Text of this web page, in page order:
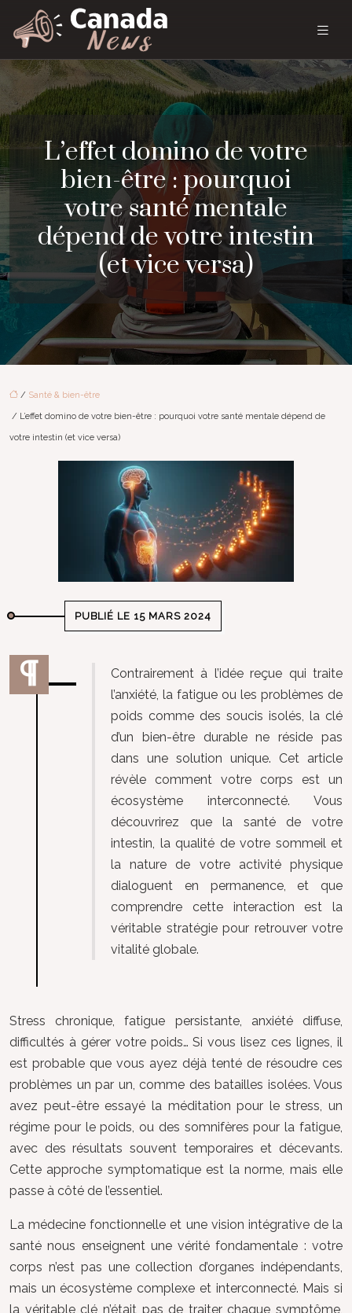
L’effet domino de votre
bien-être : pourquoi
votre santé mentale
dépend de votre intestin
(et vice versa)
/ Santé & bien-être
/ L’effet domino de votre bien-être : pourquoi votre santé mentale dépend de
votre intestin (et vice versa)
PUBLIÉ LE 15 MARS 2024
Contrairement à l’idée reçue qui traite
l’anxiété, la fatigue ou les problèmes de
poids comme des soucis isolés, la clé
d’un bien-être durable ne réside pas
dans une solution unique. Cet article
révèle comment votre corps est un
écosystème interconnecté. Vous
découvrirez que la santé de votre
intestin, la qualité de votre sommeil et
la nature de votre activité physique
dialoguent en permanence, et que
comprendre cette interaction est la
véritable stratégie pour retrouver votre
vitalité globale.
Stress chronique, fatigue persistante, anxiété diffuse,
difficultés à gérer votre poids… Si vous lisez ces lignes, il
est probable que vous ayez déjà tenté de résoudre ces
problèmes un par un, comme des batailles isolées. Vous
avez peut-être essayé la méditation pour le stress, un
régime pour le poids, ou des somnifères pour la fatigue,
avec des résultats souvent temporaires et décevants.
Cette approche symptomatique est la norme, mais elle
passe à côté de l’essentiel.
La médecine fonctionnelle et une vision intégrative de la
santé nous enseignent une vérité fondamentale : votre
corps n’est pas une collection d’organes indépendants,
mais un écosystème complexe et interconnecté. Mais si
la véritable clé n’était pas de traiter chaque symptôme,